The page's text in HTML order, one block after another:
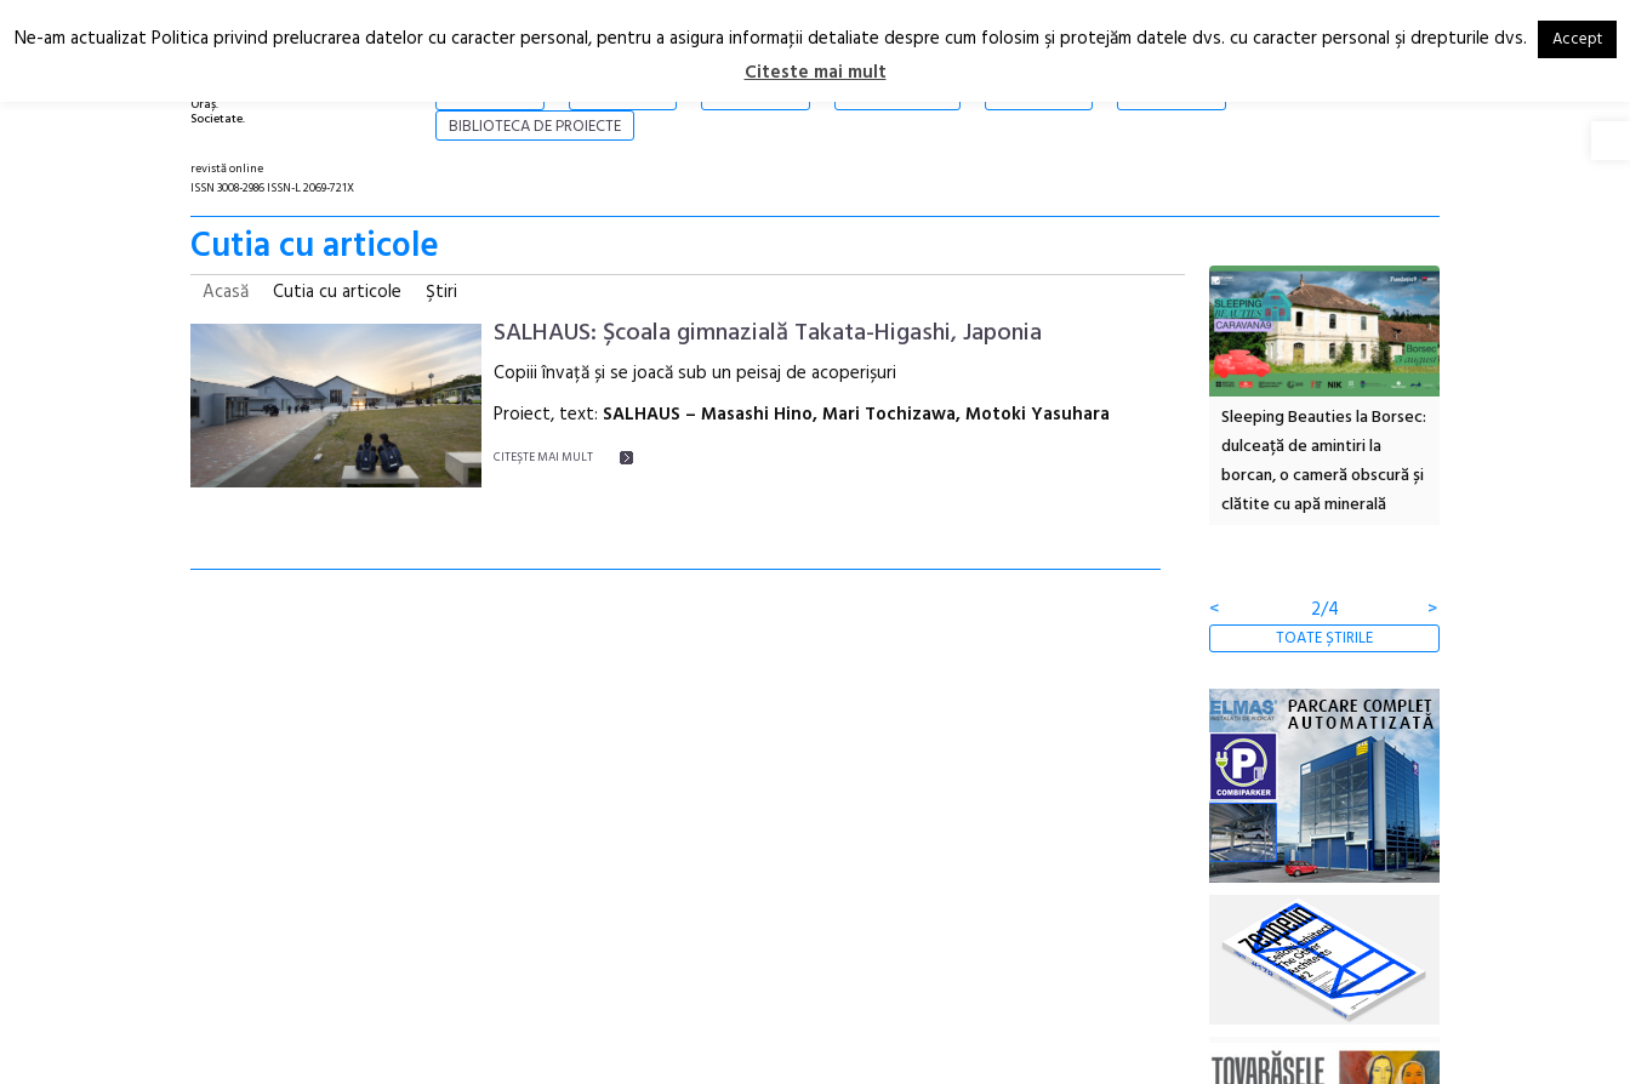
Oraș.
Societate.
RO
EN
BIBLIOTECA DE PROIECTE
revistă online
ISSN 3008-2986 ISSN-L 2069-721X
Cutia cu articole
Acasă Cutia cu articole Ştiri
SALHAUS: Școala gimnazială Takata-Higashi, Japonia
Copiii învață și se joacă sub un peisaj de acoperișuri
Proiect, text: SALHAUS – Masashi Hino, Mari Tochizawa, Motoki Yasuhara
CITEŞTE MAI MULT
Festivalul Cinemascop
Sleeping Beauties la Borsec:
dulceață de amintiri la
borcan, o cameră obscură și
clătite cu apă minerală
< 2/4 >
TOATE ȘTIRILE
Ne-am actualizat Politica privind prelucrarea datelor cu caracter personal, pentru a asigura informaţii detaliate despre cum folosim şi protejăm datele dvs. cu caracter personal şi drepturile dvs. Accept
Citeste mai mult